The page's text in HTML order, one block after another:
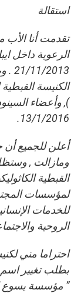
استقالة
تقدمت أنا الأب
الرعوية داخل
الكنيسة القبطية
), وأعضاء
13/1/2016.
أعلن للجميع أن
ومازالت ,
القبطية
لمؤسسات
للخدمات
الروحية
احتراما مني
بطلب تغيير اسم
” مؤسسة يسوع